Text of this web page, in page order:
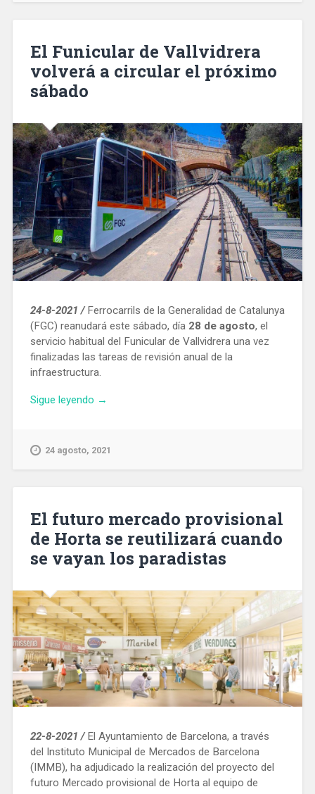
en
un
El Funicular de Vallvidrera
volverá a circular el próximo
sábado
24-8-2021 /Ferrocarrils de la Generalidad de Catalunya
(FGC) reanudará este sábado, día 28 de agosto, el
servicio habitual del Funicular de Vallvidrera una vez
finalizadas las tareas de revisión anual de la
infraestructura.
Sigue leyendo «El
Vallvidrera
próximo
sábado»
→
24 agosto, 2021
El futuro mercado provisional
de Horta se reutilizará cuando
se vayan los paradistas
22-8-2021 / El Ayuntamiento de Barcelona, ​​a través
del Instituto Municipal de Mercados de Barcelona
(IMMB), ha adjudicado la realización del proyecto del
futuro Mercado provisional de Horta al equipo de